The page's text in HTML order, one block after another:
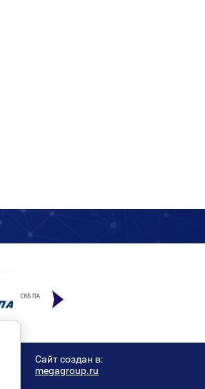
Сайт создан в:
megagroup.ru